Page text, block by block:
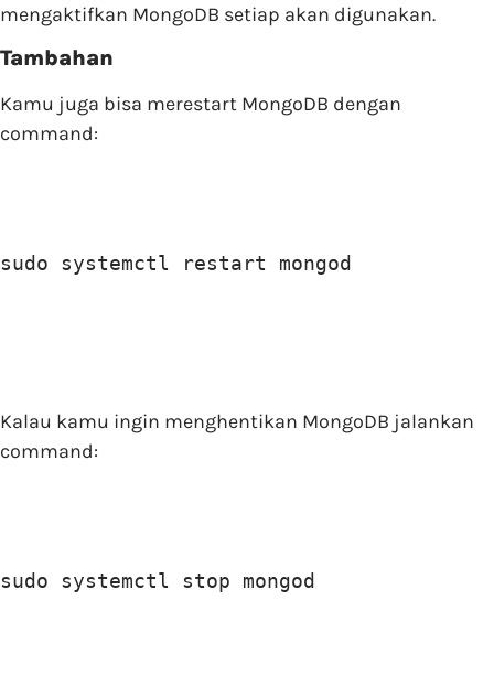
mengaktifkan MongoDB setiap akan digunakan.
Tambahan
Kamu juga bisa merestart MongoDB dengan
command:
sudo systemctl restart mongod
Kalau kamu ingin menghentikan MongoDB jalankan
command:
sudo systemctl stop mongod